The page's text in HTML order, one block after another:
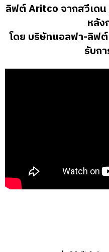
ลิฟต์ Aritco จากสวีเด
หลัง
โดย บริษัทแอลฟา-ลิฟต์
รับก